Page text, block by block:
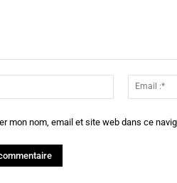
:*
mon nom, email et site web dans ce